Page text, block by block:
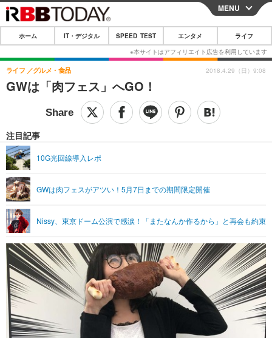
CLOSE
ホーム
IT・デジタル
IT・デジタルTOP
ネタ ガジェット・ツール
SPEED TEST
エンタメ
音楽 スポーツ
ライフ
ペット ショッピング
その他
リリース一覧
プッシュ通知の停止方法
MENU
ホーム IT・デジタル SPEED TEST エンタメ ライフ
GWは「肉フェス」へGO！
ライフ グルメ・食品
注目記事
10G光回線導入レポ
GWは肉フェスがアツい！5月7日までの期間限定開催
Nissy、東京ドーム公演で感涙！「またなんか作るから」と再会も約束
2018.4.29（日）9:08